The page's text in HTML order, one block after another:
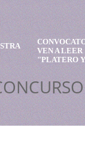
VEN A LEER
"PLATERO